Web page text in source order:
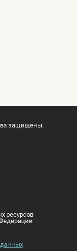
защищены.
ресурсов